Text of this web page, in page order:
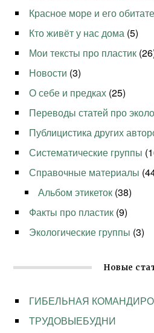
Красное море и его
Кто живёт у нас дома (5)
Мои тексты про пластик
Новости (3)
О себе и предках (25)
Переводы статей про
Публицистика других
Систематические группы
Справочные материалы
Альбом этикеток (38)
Факты про пластик (9)
Экологические группы (3)
Новые
ГИБЕЛЬНАЯ
ТРУДОВЫЕБУДНИ